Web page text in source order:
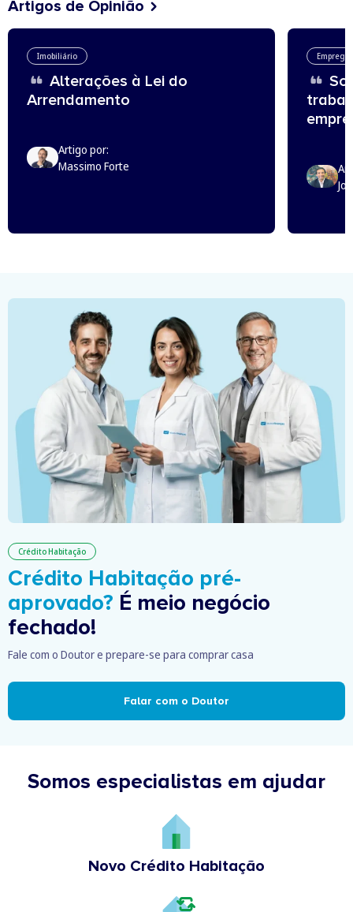
Artigos de Opinião
Imobiliário
Alterações à Lei do
Arrendamento
Artigo por:
Massimo Forte
Emprego
Crédito Habitação
Crédito Habitação pré-
aprovado? É meio negócio
fechado!
Fale com o Doutor e prepare-se para comprar casa
Falar com o Doutor
Somos especialistas em ajudar
Novo Crédito Habitação